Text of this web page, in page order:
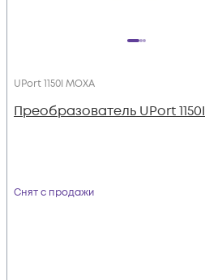
UPort 1150I MOXA
Преобразователь UPort 1150I
Снят с продажи